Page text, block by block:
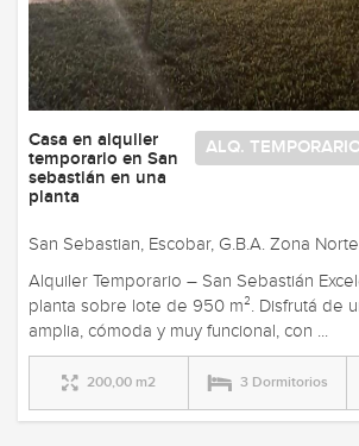
ALQ.
Casa en alquiler
temporario en San
sebastián en una
planta
San Sebastian, Escobar, G.B.A. Zona Norte
Alquiler Temporario – San Sebastián
planta sobre lote de 950 m². Disfrutá de
amplia, cómoda y muy funcional, con ...
200,00 m2 3 Dormitorios